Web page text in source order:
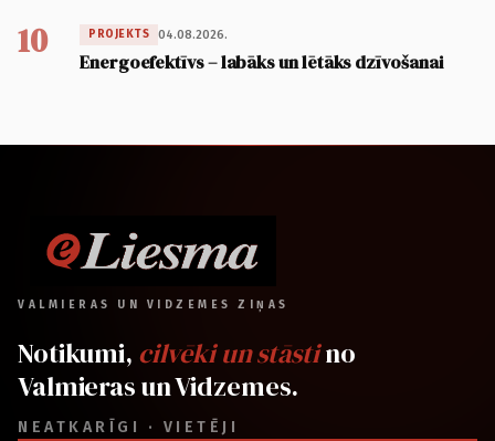
10 PROJEKTS 04.08.2026.
Energoefektīvs – labāks un lētāks dzīvošanai
VALMIERAS UN VIDZEMES ZIŅAS
Notikumi, cilvēki un stāstino
Valmieras un Vidzemes.
NEATKARĪGI · VIETĒJI